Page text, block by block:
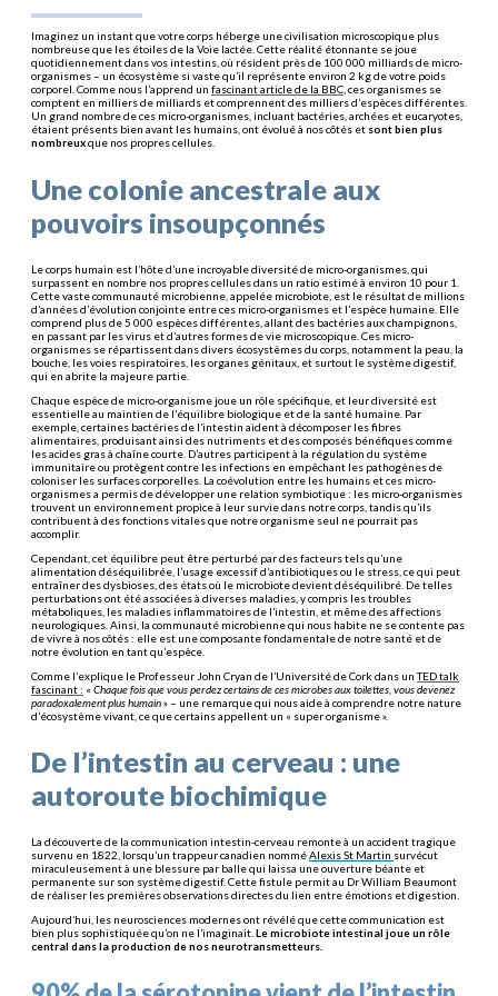
Imaginez un instant que votre corps héberge une civilisation microscopique plus
nombreuse que les étoiles de la Voie lactée. Cette réalité étonnante se joue
quotidiennement dans vos intestins, où résident près de 100 000 milliards de micro-
organismes – un écosystème si vaste qu’il représente environ 2 kg de votre poids
corporel. Comme nous l’apprend un fascinant article de la BBC , ces organismes se
comptent en milliers de milliards et comprennent des milliers d’espèces différentes.
Un grand nombre de ces micro-organismes, incluant bactéries, archées et eucaryotes,
étaient présents bien avant les humains, ont évolué à nos côtés et sont bien plus
nombreuxque nos propres cellules.
Une colonie ancestrale aux
pouvoirs insoupçonnés
Le corps humain est l’hôte d’une incroyable diversité de micro-organismes, qui
surpassent en nombre nos propres cellules dans un ratio estimé à environ 10 pour 1.
Cette vaste communauté microbienne, appelée microbiote, est le résultat de millions
d’années d’évolution conjointe entre ces micro-organismes et l’espèce humaine. Elle
comprend plus de 5 000 espèces différentes, allant des bactéries aux champignons,
en passant par les virus et d’autres formes de vie microscopique. Ces micro-
organismes se répartissent dans divers écosystèmes du corps, notamment la peau, la
bouche, les voies respiratoires, les organes génitaux, et surtout le système digestif,
qui en abrite la majeure partie.
Chaque espèce de micro-organisme joue un rôle spécifique, et leur diversité est
essentielle au maintien de l’équilibre biologique et de la santé humaine. Par
exemple, certaines bactéries de l’intestin aident à décomposer les fibres
alimentaires, produisant ainsi des nutriments et des composés bénéfiques comme
les acides gras à chaîne courte. D’autres participent à la régulation du système
immunitaire ou protègent contre les infections en empêchant les pathogènes de
coloniser les surfaces corporelles. La coévolution entre les humains et ces micro-
organismes a permis de développer une relation symbiotique : les micro-organismes
trouvent un environnement propice à leur survie dans notre corps, tandis qu’ils
contribuent à des fonctions vitales que notre organisme seul ne pourrait pas
accomplir.
Cependant, cet équilibre peut être perturbé par des facteurs tels qu’une
alimentation déséquilibrée, l’usage excessif d’antibiotiques ou le stress, ce qui peut
entraîner des dysbioses, des états où le microbiote devient déséquilibré. De telles
perturbations ont été associées à diverses maladies, y compris les troubles
métaboliques, les maladies inflammatoires de l’intestin, et même des affections
neurologiques. Ainsi, la communauté microbienne qui nous habite ne se contente pas
de vivre à nos côtés : elle est une composante fondamentale de notre santé et de
notre évolution en tant qu’espèce.
Comme l’explique le Professeur John Cryan de l’Université de Cork dans unTED talk
fascinant : « Chaque fois que vous perdez certains de ces microbes aux toilettes, vous devenez
paradoxalement plus humain» – une remarque qui nous aide à comprendre notre nature
d’écosystème vivant, ce que certains appellent un « super organisme ».
De l’intestin au cerveau : une
autoroute biochimique
La découverte de la communication intestin-cerveau remonte à un accident tragique
survenu en 1822, lorsqu’un trappeur canadien nomméAlexis St Martin survécut
miraculeusement à une blessure par balle qui laissa une ouverture béante et
permanente sur son système digestif. Cette fistule permit au Dr William Beaumont
de réaliser les premières observations directes du lien entre émotions et digestion.
Aujourd’hui, les neurosciences modernes ont révélé que cette communication est
bien plus sophistiquée qu’on ne l’imaginait. Le microbiote intestinal joue un rôle
central dans la production de nos neurotransmetteurs.